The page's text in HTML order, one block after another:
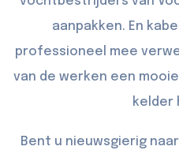
aanpakken. En
professioneel mee
van de werken een
kelder
Bent u nieuwsgierig